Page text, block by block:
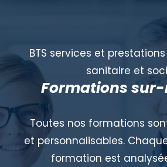
BTS services et
sanitaire et
Formations
Toutes nos formations
et personnalisables.
formation est